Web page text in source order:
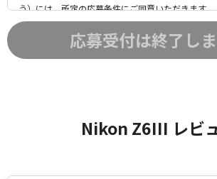
う）には、所定の応募条件にご同意いただきます。
モニターキャンペーン参加者には、所定のサービ
応募受付は終了し
Nikon Z6III レビ